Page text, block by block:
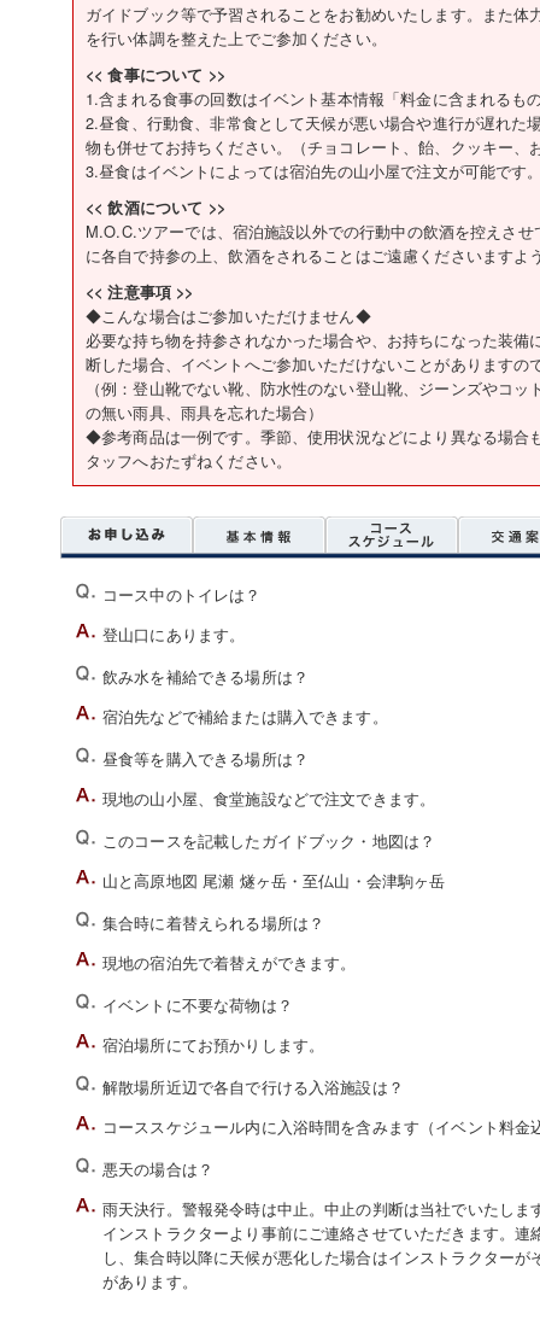
ガイドブック等で予習されることをお勧めいたします。また
を行い体調を整えた上でご参加ください。
<< 食事について >>
1.含まれる食事の回数はイベント基本情報「料金に含まれるも
2.昼食、行動食、非常食として天候が悪い場合や進行が遅れた
物も併せてお持ちください。（チョコレート、飴、クッキー
3.昼食はイベントによっては宿泊先の山小屋で注文が可能です
<< 飲酒について >>
M.O.C.ツアーでは、宿泊施設以外での行動中の飲酒を控えさ
に各自で持参の上、飲酒をされることはご遠慮くださいますよ
<< 注意事項 >>
◆こんな場合はご参加いただけません◆
必要な持ち物を持参されなかった場合や、お持ちになった装
断した場合、イベントへご参加いただけないことがありますの
（例：登山靴でない靴、防水性のない登山靴、ジーンズやコ
の無い雨具、雨具を忘れた場合）
◆参考商品は一例です。季節、使用状況などにより異なる場合
タッフへおたずねください。
コース中のトイレは？
登山口にあります。
飲み水を補給できる場所は？
宿泊先などで補給または購入できます。
昼食等を購入できる場所は？
現地の山小屋、食堂施設などで注文できます。
このコースを記載したガイドブック・地図は？
山と高原地図 尾瀬 燧ヶ岳・至仏山・会津駒ヶ岳
集合時に着替えられる場所は？
現地の宿泊先で着替えができます。
イベントに不要な荷物は？
宿泊場所にてお預かりします。
解散場所近辺で各自で行ける入浴施設は？
コーススケジュール内に入浴時間を含みます（イベント料金
悪天の場合は？
雨天決行。警報発令時は中止。中止の判断は当社でいたし
インストラクターより事前にご連絡させていただきます。
し、集合時以降に天候が悪化した場合はインストラクター
があります。